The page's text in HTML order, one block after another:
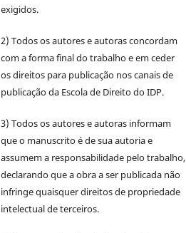
exigidos.
2) Todos os autores e autoras concordam
com a forma final do trabalho e em ceder
os direitos para publicação nos canais de
publicação da Escola de Direito do IDP.
3) Todos os autores e autoras informam
que o manuscrito é de sua autoria e
assumem a responsabilidade pelo trabalho,
declarando que a obra a ser publicada não
infringe quaisquer direitos de propriedade
intelectual de terceiros.